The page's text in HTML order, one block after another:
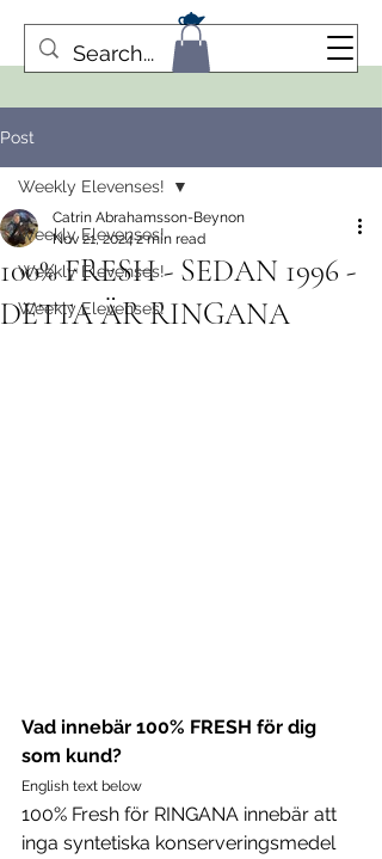
Post
Weekly Elevenses!
Weekly Elevenses!
Weekly Elevenses!
Weekly Elevenses!
100% FRESH - SEDAN 1996 -
DETTA ÄR RINGANA
Catrin Abrahamsson-Beynon
Nov 21, 20242 min read
Vad innebär 100% FRESH för dig
som kund?
English text below
100% Fresh för RINGANA innebär att
inga syntetiska konserveringsmedel